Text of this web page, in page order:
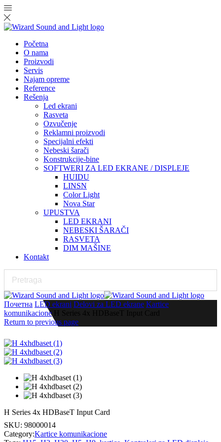
Početna
O nama
Proizvodi
Servis
Najam opreme
Reference
Rešenja
Led ekrani
Rasveta
Ozvučenje
Reklamni proizvodi
Specijalni efekti
Nebeski šarači
Konstrukcije-bine
SOFTWERI ZA LED EKRANE / DISPLEJE
HUIDU
LINSN
Color Light
Nova Star
UPUSTVA
LED EKRANI
NEBESKI ŠARAČI
RASVETA
DIM MAŠINE
Kontakt
Почетна LED ekrani Delovi za LED ekrane Kartice
komunikacione H Series 4x HDBaseT Input Card
Return to previous page
H Series 4x HDBaseT Input Card
SKU: 98000014
Category:Kartice komunikacione